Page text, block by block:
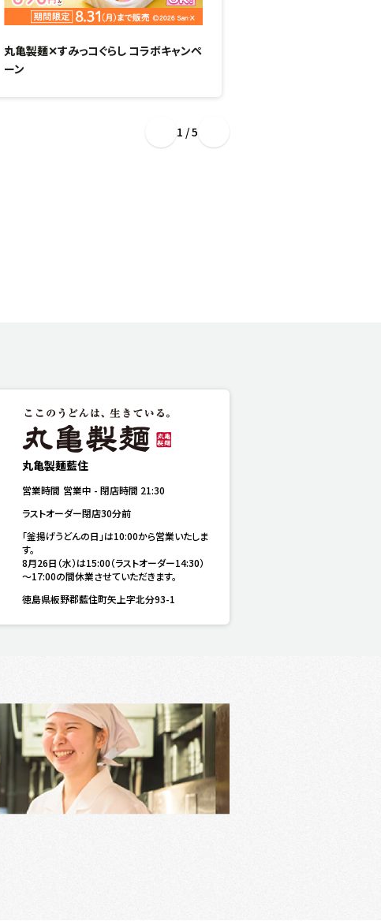
丸亀製麺✕すみっコぐらし コラボキャンペ
ーン
1 / 5
丸亀製麺藍住
営業時間 営業中 -閉店時間 21:30
ラストオーダー閉店30分前
「釜揚げうどんの日」は10:00から営業いたしま
す。
8月26日（水）は15:00（ラストオーダー14:30）
～17:00の間休業させていただきます。
徳島県板野郡藍住町矢上字北分93-1